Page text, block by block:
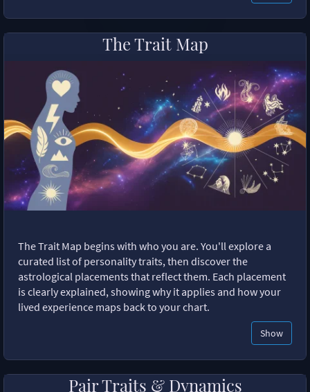
The Trait Map
The Trait Map begins with who you are. You'll explore a
curated list of personality traits, then discover the
astrological placements that reflect them. Each placement
is clearly explained, showing why it applies and how your
lived experience maps back to your chart.
Show
Pair Traits & Dynamics